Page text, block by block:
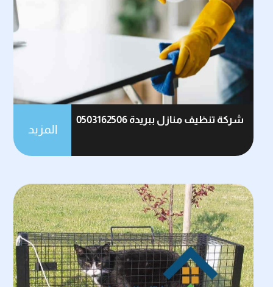
شركة تنظيف منازل ببريدة 0503162506
المزيد